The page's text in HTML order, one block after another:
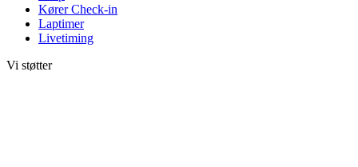
Kører Check-in
Laptimer
Livetiming
Vi støtter